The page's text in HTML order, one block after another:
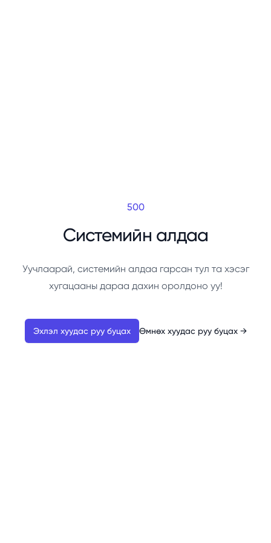
500
Системийн алдаа
Уучлаарай, системийн алдаа гарсан тул та хэсэг
хугацааны дараа дахин оролдоно уу!
Эхлэл хуудас руу буцах Өмнөх хуудас руу буцах →